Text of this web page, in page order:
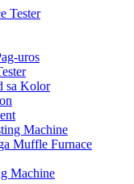
Tester
uros
sa Kolor
Machine
Muffle Furnace
Machine